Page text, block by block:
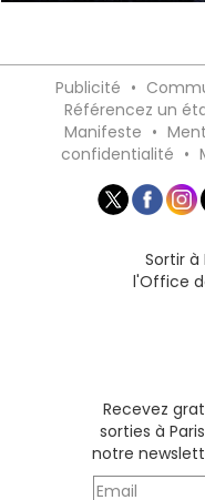
Publicité •
Référencez un
Manifeste •
confidentialité •
Sortir à
l'Office
Recevez
sorties à
notre